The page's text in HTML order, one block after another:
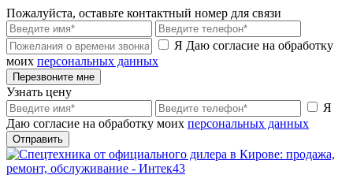
Пожалуйста, оставьте контактный номер для связи
Я Даю согласие на обработку
моих персональных данных
Перезвоните мне
Узнать цену
Я
Даю согласие на обработку моих персональных данных
Отправить